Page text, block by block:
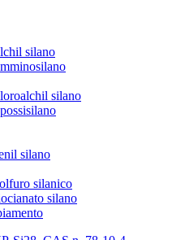
silano
silano
silano
silanico
silano